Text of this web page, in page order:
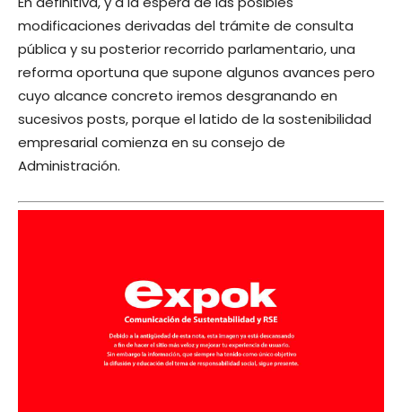
modificaciones derivadas del trámite de consulta
pública y su posterior recorrido parlamentario, una
reforma oportuna que supone algunos avances pero
cuyo alcance concreto iremos desgranando en
sucesivos posts, porque el latido de la sostenibilidad
empresarial comienza en su consejo de
Administración.